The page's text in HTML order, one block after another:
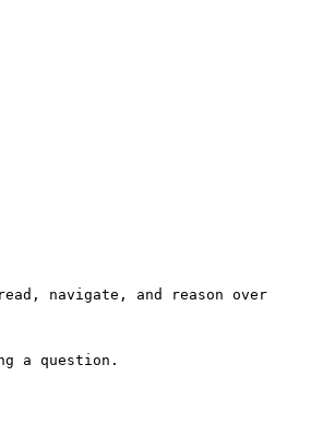
navigate, and reason over
a question.